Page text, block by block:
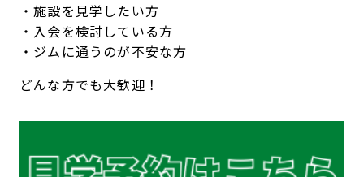
アクセス
入会するトップ
Appで入会手続き料金・サービス等詳しく見る
JOYFIT総合トップ JOYFIT
JOYFIT24 JOYFIT YOGA
・施設を見学したい方
・入会を検討している方
・ジムに通うのが不安な方
どんな方でも大歓迎！